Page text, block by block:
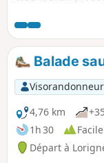
un riche
circuit, le
pain, l'église mais,
fenêtres à
Ils proviennent
passe à côté du
Balade
Visorandonneur
4,76 km
1h 30
Facile
Départ à